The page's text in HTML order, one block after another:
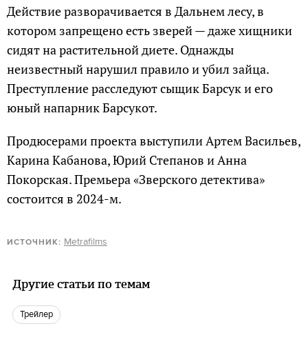
Действие разворачивается в Дальнем лесу, в
котором запрещено есть зверей — даже хищники
сидят на растительной диете. Однажды
неизвестный нарушил правило и убил зайца.
Преступление расследуют сыщик Барсук и его
юный напарник Барсукот.
Продюсерами проекта выступили Артем Васильев,
Карина Кабанова, Юрий Степанов и Анна
Покорская. Премьера «Зверского детектива»
состоится в 2024-м.
ИСТОЧНИК: Metrafilms
Другие статьи по темам
Трейлер